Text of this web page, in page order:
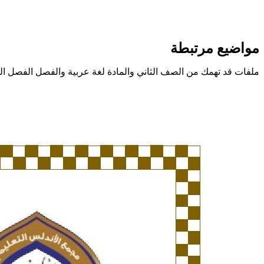
مواضيع مرتبطة
ملفات قد تهمك من الصف الثاني والمادة لغة عربية والفصل الفصل